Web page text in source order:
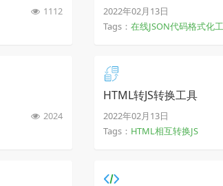
1112
2022年02月13日
Tags：在线JSON代码格式化
2024
HTML转JS转换工具
2022年02月13日
Tags： HTML相互转换JS